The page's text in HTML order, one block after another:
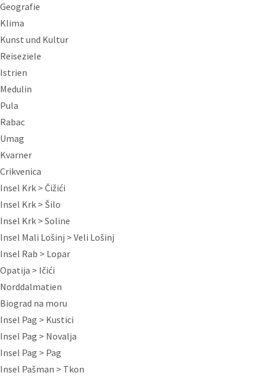
Geografie
Klima
Kunst und Kultur
Reiseziele
Istrien
Medulin
Pula
Rabac
Umag
Kvarner
Crikvenica
Insel Krk > Čižići
Insel Krk > Šilo
Insel Krk > Soline
Insel Mali Lošinj > Veli Lošinj
Insel Rab > Lopar
Opatija > Ičići
Norddalmatien
Biograd na moru
Insel Pag > Kustici
Insel Pag > Novalja
Insel Pag > Pag
Insel Pašman > Tkon